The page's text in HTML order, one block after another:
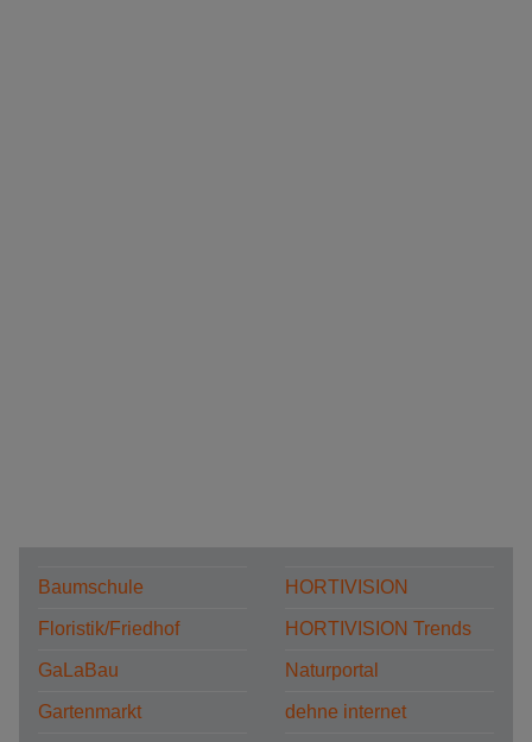
Baumschule
Floristik/Friedhof
GaLaBau
Gartenmarkt
HORTIVISION
HORTIVISION Trends
Naturportal
dehne internet